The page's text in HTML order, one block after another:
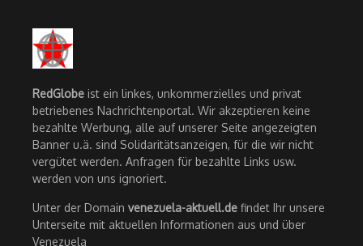
RedGlobe ist ein linkes, unkommerzielles und privat
betriebenes Nachrichtenportal. Wir akzeptieren keine
bezahlte Werbung, alle auf unserer Seite angezeigten
Banner u.ä. sind Solidaritätsanzeigen, für die wir nicht
vergütet werden. Anfragen für bezahlte Links usw.
werden von uns ignoriert.
Unter der Domain venezuela-aktuell.de findet Ihr unsere
Unterseite mit aktuellen Informationen aus und über
Venezuela